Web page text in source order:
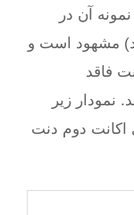
آن در
مشهود است و
فاقد
زیر
دوم دنت